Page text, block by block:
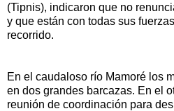
(Tipnis), indicaron que no
y que están con todas sus
recorrido.
En el caudaloso río Mamoré los
en dos grandes barcazas. En el
reunión de coordinación para